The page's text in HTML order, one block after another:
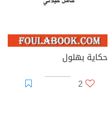
حكاية بهلول
2